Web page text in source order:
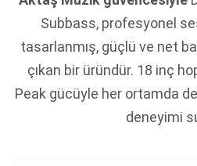
Subbass, profesyonel
tasarlanmış, güçlü ve net
çıkan bir üründür. 18 inç
Peak gücüyle her ortamda
deneyimi